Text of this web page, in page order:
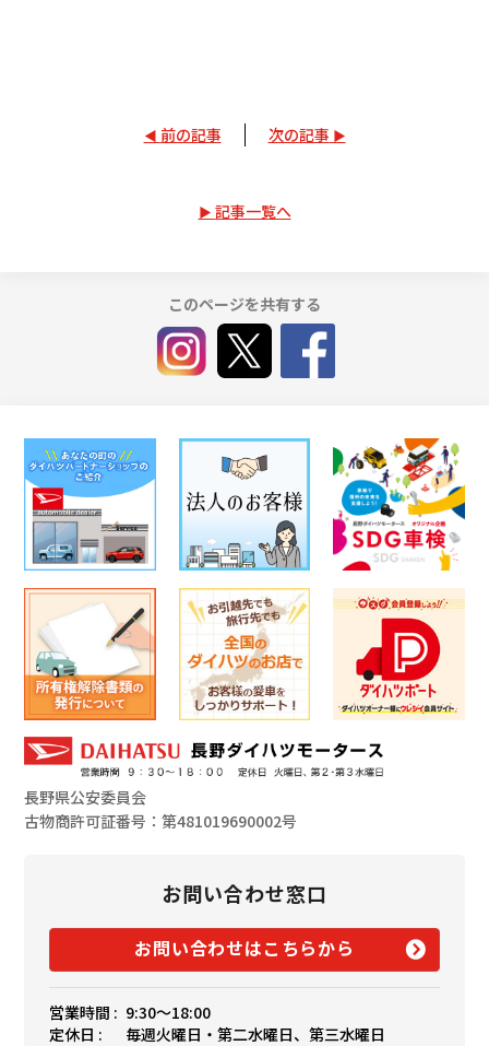
前の記事 次の記事
記事一覧へ
このページを共有する
長野県公安委員会
古物商許可証番号：第481019690002号
お問い合わせ窓口
お問い合わせはこちらから
営業時間 : 9:30〜18:00
定休日 :
毎週火曜日・第二水曜日、第三水曜日